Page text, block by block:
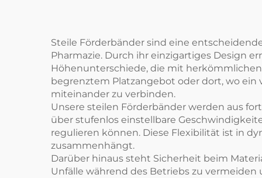
Steile Förderbänder sind eine
Pharmazie. Durch ihr einzigartiges Design
Höhenunterschiede, die mit
begrenztem Platzangebot oder dort, wo ein
miteinander zu verbinden.
Unsere steilen Förderbänder werden aus
über stufenlos einstellbare
regulieren können. Diese Flexibilität ist in
zusammenhängt.
Darüber hinaus steht Sicherheit beim
Unfälle während des Betriebs zu